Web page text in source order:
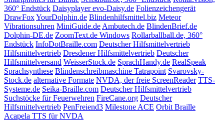
360° Endstück Daisyplayer evo-Daisy.de Folienzeichengerät
DrawFoxYourDolphin.de Blindenhilfsmittel.biz Meteor
Vibrationsuhren MiniGuide.de Ambutech.de BlindenBrief.de
Dolphin-DE.de ZoomText.de Windows Rollarballball.de, 360°
Endstück InfoDotBraille.com Deutscher Hilfsmittelvertrieb
Hilfsmittelvertrieb Dresdener Hilfsmittelvertrieb Deutscher
Hilfsmittelversand WeisserStock.de SprachHandy.de RealSpeak
Sprachsynthese Blindenschreibmaschine Tatrapoint Svarovsky-
Stock.de alternative Formate NVDA, der freie ScreenReader TTS-
Systeme.de Seika-Braille.com Deutscher Hilfsmittelvertrieb
Suchstöcke für Feuerwehren FireCane.org Deutscher
Hilfsmittelvertrieb PenFreiend3 Milestone ACE Orbit Braille
Acapela TTS für NVDA